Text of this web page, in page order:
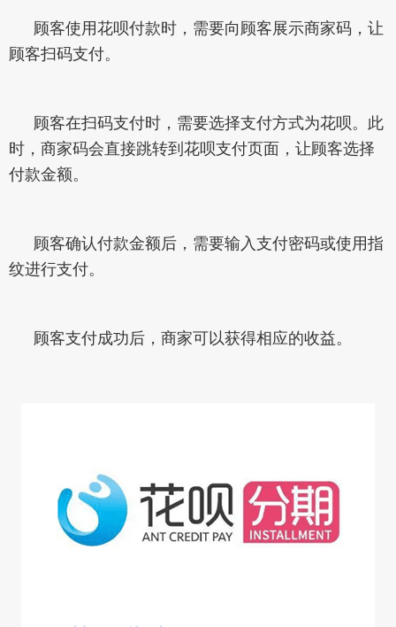
顾客使用花呗付款时，需要向顾客展示商家码，让
顾客扫码支付。
顾客在扫码支付时，需要选择支付方式为花呗。此
时，商家码会直接跳转到花呗支付页面，让顾客选择
付款金额。
顾客确认付款金额后，需要输入支付密码或使用指
纹进行支付。
顾客支付成功后，商家可以获得相应的收益。